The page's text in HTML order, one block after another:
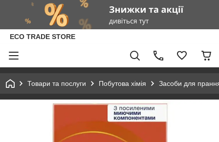
ECO TRADE STORE
Товари та послуги Побутова хімія Засоби для